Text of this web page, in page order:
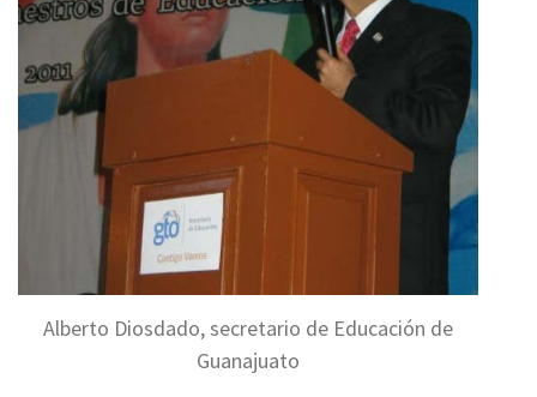
Alberto Diosdado, secretario de Educación de
Guanajuato